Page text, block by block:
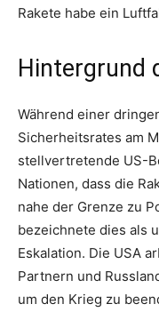
Rakete habe ein
Hintergrund
Während einer
Sicherheitsrates am
stellvertretende US-
Nationen, dass die
nahe der Grenze zu
bezeichnete dies als
Eskalation. Die USA
Partnern und
um den Krieg zu